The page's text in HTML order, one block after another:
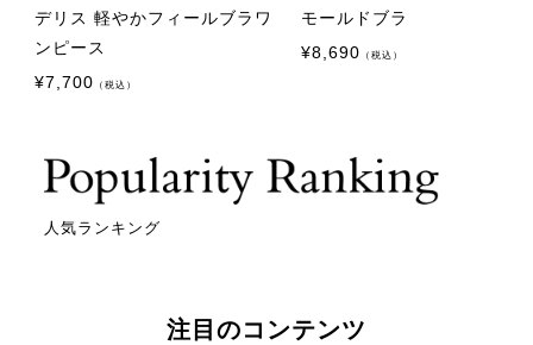
デリス 軽やかフィールブラワ
ンピース
¥7,700 （税込）
モールドブラ
¥8,690 （税込）
人気ランキング
注目のコンテンツ